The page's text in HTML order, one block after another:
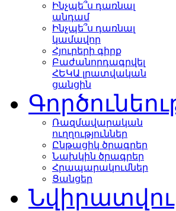
Ինչպե՞ս դառնալ
անդամ
Ինչպե՞ս դառնալ
կամավոր
Հյուրերի գիրք
Բաժանորդագրվել
ՀԵԿԱ լրատվական
ցանցին
Ռազմավարական
ուղղություններ
Ընթացիկ ծրագրեր
Նախկին ծրագրեր
Հրապարակումներ
Ցանցեր